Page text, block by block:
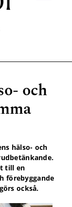
och
hälso- och
till en
förebyggande
också.